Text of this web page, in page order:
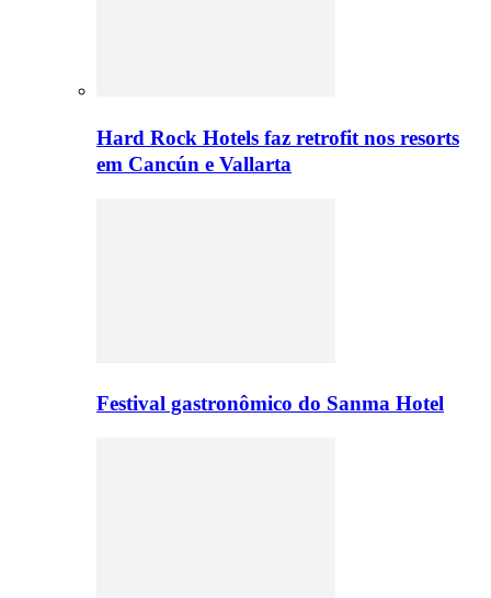
Hard Rock Hotels faz retrofit nos resorts
em Cancún e Vallarta
Festival gastronômico do Sanma Hotel